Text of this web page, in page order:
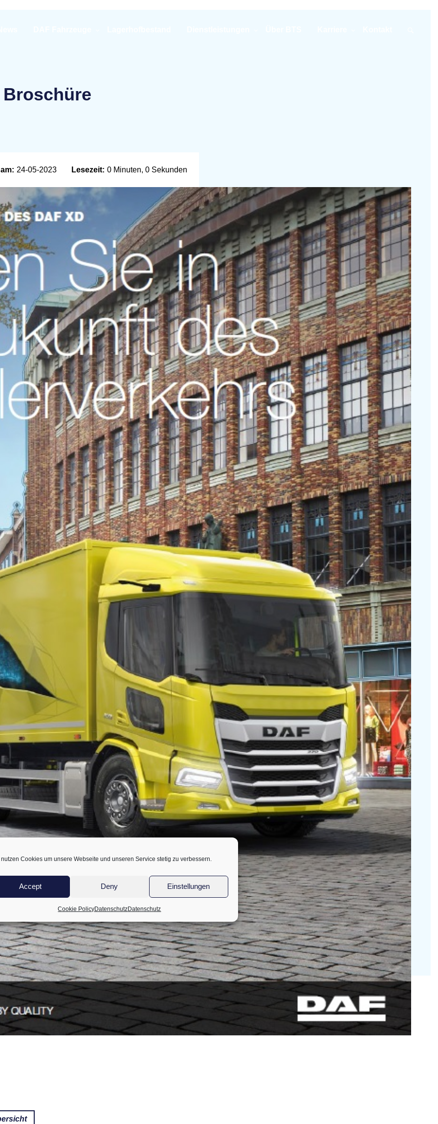
nutzen Cookies um unsere Webseite und unseren Service stetig zu verbessern.
Accept Deny Einstellungen
Cookie PolicyDatenschutzDatenschutz
Broschüre
24-05-2023 Lesezeit: 0 Minuten, 0 Sekunden